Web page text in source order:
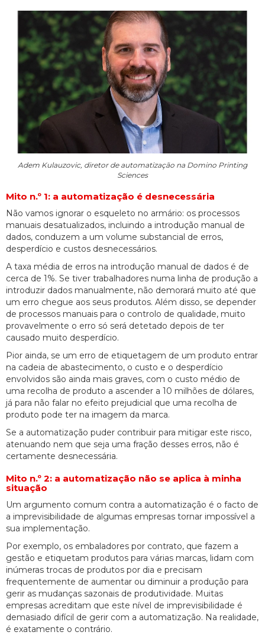
Adem Kulauzovic, diretor de automatização na Domino Printing
Sciences
Mito n.º 1: a automatização é desnecessária
Não vamos ignorar o esqueleto no armário: os processos
manuais desatualizados, incluindo a introdução manual de
dados, conduzem a um volume substancial de erros,
desperdício e custos desnecessários.
A taxa média de erros na introdução manual de dados é de
cerca de 1%. Se tiver trabalhadores numa linha de produção a
introduzir dados manualmente, não demorará muito até que
um erro chegue aos seus produtos. Além disso, se depender
de processos manuais para o controlo de qualidade, muito
provavelmente o erro só será detetado depois de ter
causado muito desperdício.
Pior ainda, se um erro de etiquetagem de um produto entrar
na cadeia de abastecimento, o custo e o desperdício
envolvidos são ainda mais graves, com o custo médio de
uma recolha de produto a ascender a 10 milhões de dólares,
já para não falar no efeito prejudicial que uma recolha de
produto pode ter na imagem da marca.
Se a automatização puder contribuir para mitigar este risco,
atenuando nem que seja uma fração desses erros, não é
certamente desnecessária.
Mito n.º 2: a automatização não se aplica à minha
situação
Um argumento comum contra a automatização é o facto de
a imprevisibilidade de algumas empresas tornar impossível a
sua implementação.
Por exemplo, os embaladores por contrato, que fazem a
gestão e etiquetam produtos para várias marcas, lidam com
inúmeras trocas de produtos por dia e precisam
frequentemente de aumentar ou diminuir a produção para
gerir as mudanças sazonais de produtividade. Muitas
empresas acreditam que este nível de imprevisibilidade é
demasiado difícil de gerir com a automatização. Na realidade,
é exatamente o contrário.